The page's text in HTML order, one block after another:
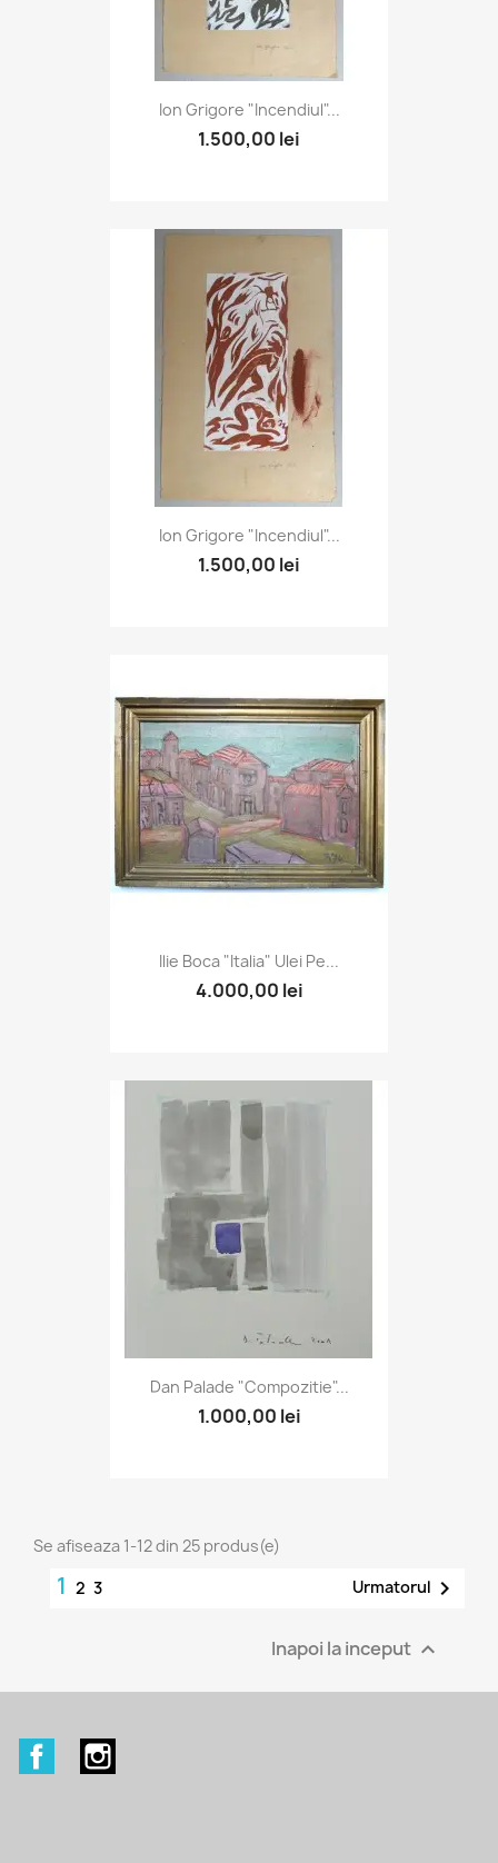
Ion Grigore "Incendiul"...
1.500,00 lei
Ion Grigore "Incendiul"...
1.500,00 lei
Ilie Boca "Italia" Ulei Pe...
4.000,00 lei
Dan Palade "Compozitie"...
1.000,00 lei
Se afiseaza 1-12 din 25 produs(e)
1 2 3 Urmatorul 
Inapoi la inceput 
Facebook